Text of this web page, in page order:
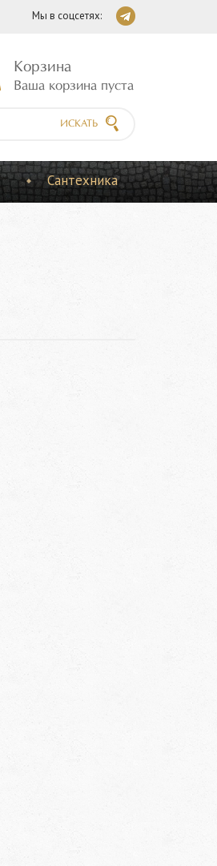
Мы в соцсетях:
Корзина
Ваша корзина пуста
ИСКАТЬ
Сантехника